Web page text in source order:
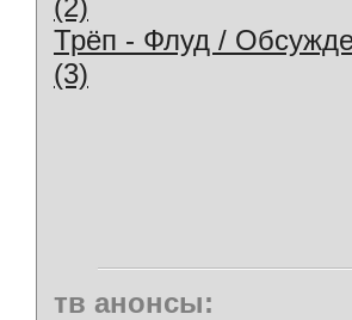
Трёп - Флуд /
(3)
тв анонсы: